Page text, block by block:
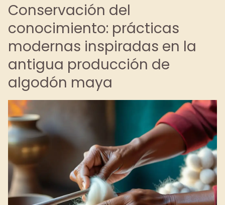
Conservación del
conocimiento: prácticas
modernas inspiradas en la
antigua producción de
algodón maya